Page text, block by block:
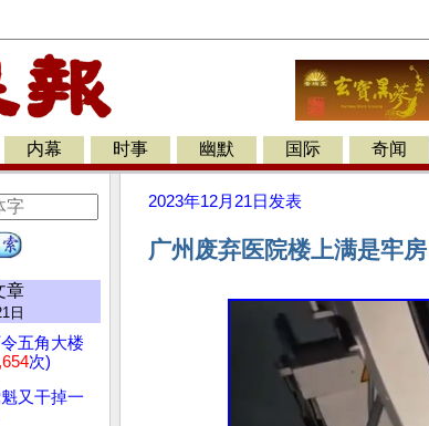
内幕 时事 幽默 国际 奇闻
章
日
五角大楼
次)
又干掉一
2023年12月21日 发表
广州废弃医院楼上满是牢